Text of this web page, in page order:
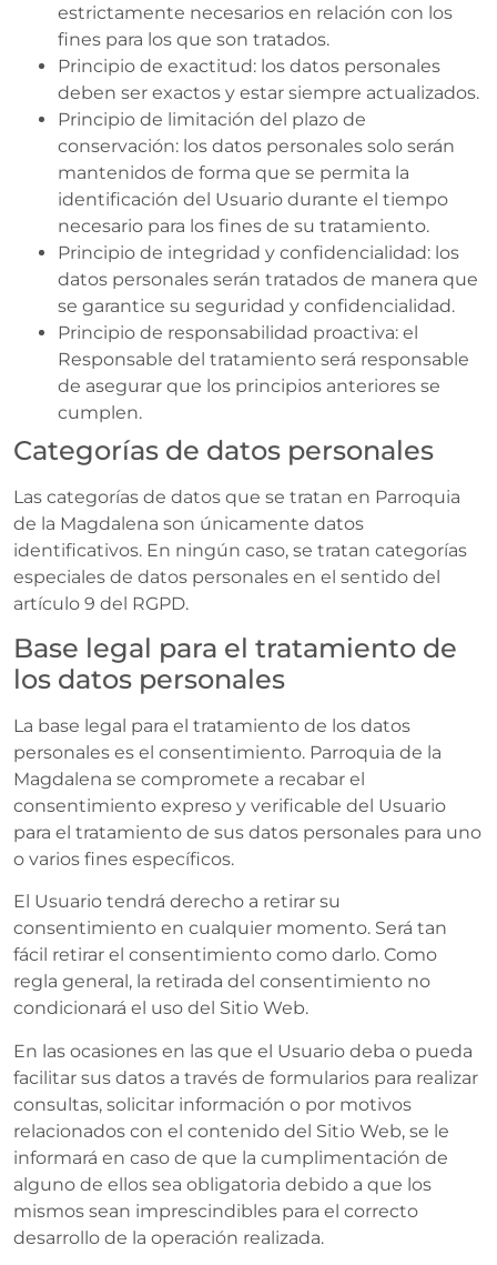
estrictamente necesarios en relación con los
fines para los que son tratados.
Principio de exactitud: los datos personales
deben ser exactos y estar siempre actualizados.
Principio de limitación del plazo de
conservación: los datos personales solo serán
mantenidos de forma que se permita la
identificación del Usuario durante el tiempo
necesario para los fines de su tratamiento.
Principio de integridad y confidencialidad: los
datos personales serán tratados de manera que
se garantice su seguridad y confidencialidad.
Principio de responsabilidad proactiva: el
Responsable del tratamiento será responsable
de asegurar que los principios anteriores se
cumplen.
Categorías de datos personales
Las categorías de datos que se tratan en Parroquia
de la Magdalena son únicamente datos
identificativos. En ningún caso, se tratan categorías
especiales de datos personales en el sentido del
artículo 9 del RGPD.
Base legal para el tratamiento de
los datos personales
La base legal para el tratamiento de los datos
personales es el consentimiento. Parroquia de la
Magdalena se compromete a recabar el
consentimiento expreso y verificable del Usuario
para el tratamiento de sus datos personales para uno
o varios fines específicos.
El Usuario tendrá derecho a retirar su
consentimiento en cualquier momento. Será tan
fácil retirar el consentimiento como darlo. Como
regla general, la retirada del consentimiento no
condicionará el uso del Sitio Web.
En las ocasiones en las que el Usuario deba o pueda
facilitar sus datos a través de formularios para realizar
consultas, solicitar información o por motivos
relacionados con el contenido del Sitio Web, se le
informará en caso de que la cumplimentación de
alguno de ellos sea obligatoria debido a que los
mismos sean imprescindibles para el correcto
desarrollo de la operación realizada.